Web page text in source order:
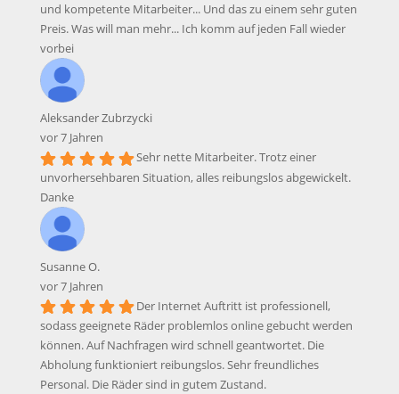
und kompetente Mitarbeiter... Und das zu einem sehr guten
Preis. Was will man mehr... Ich komm auf jeden Fall wieder
vorbei
Aleksander Zubrzycki
vor 7 Jahren
Sehr nette Mitarbeiter. Trotz einer
unvorhersehbaren Situation, alles reibungslos abgewickelt.
Danke
Susanne O.
vor 7 Jahren
Der Internet Auftritt ist professionell,
sodass geeignete Räder problemlos online gebucht werden
können. Auf Nachfragen wird schnell geantwortet. Die
Abholung funktioniert reibungslos. Sehr freundliches
Personal. Die Räder sind in gutem Zustand.